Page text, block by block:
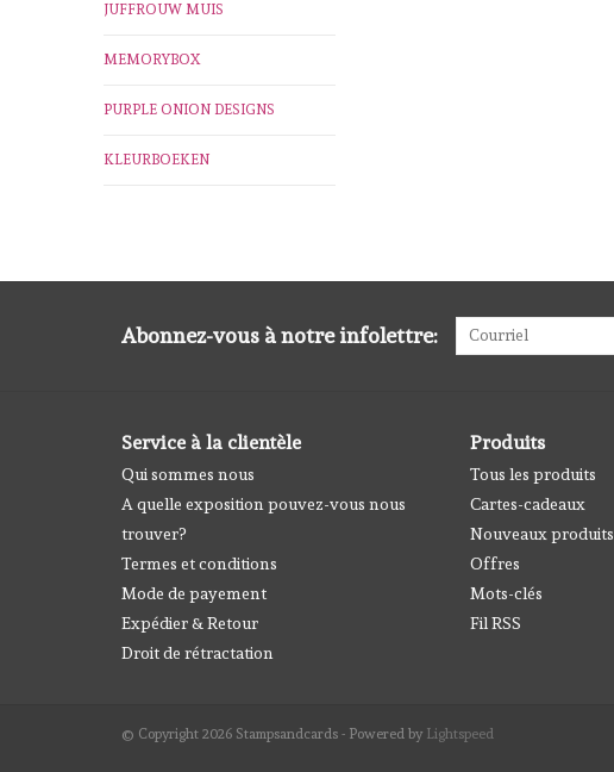
JUFFROUW MUIS
MEMORYBOX
PURPLE ONION DESIGNS
KLEURBOEKEN
Abonnez-vous à notre infolettre:
Service à la clientèle
Qui sommes nous
A quelle exposition pouvez-vous nous
trouver?
Termes et conditions
Mode de payement
Expédier & Retour
Droit de rétractation
Produits
Tous les produits
Cartes-cadeaux
Nouveaux produits
Offres
Mots-clés
Fil RSS
© Copyright 2026 Stampsandcards - Powered by Lightspeed